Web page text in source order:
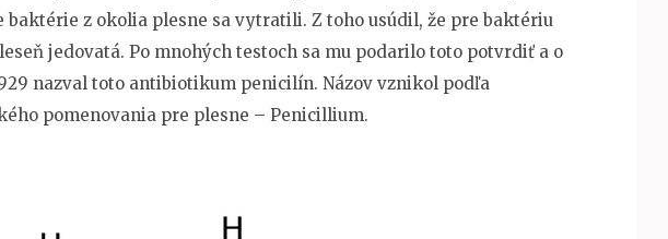
baktérie z okolia plesne sa vytratili. Z toho usúdil, že pre baktériu
jedovatá. Po mnohých testoch sa mu podarilo toto potvrdiť a o
nazval toto antibiotikum penicilín. Názov vznikol podľa
pomenovania pre plesne – Penicillium.